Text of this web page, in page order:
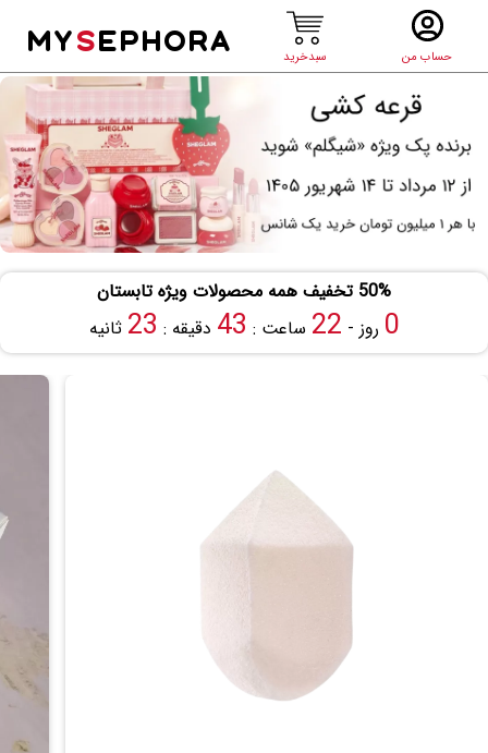
حساب من سبدخرید
MYSEPHORA
50% تخفیف همه محصولات ویژه تابستان
0 روز - 22 ساعت : 43 دقیقه : 22 ثانیه